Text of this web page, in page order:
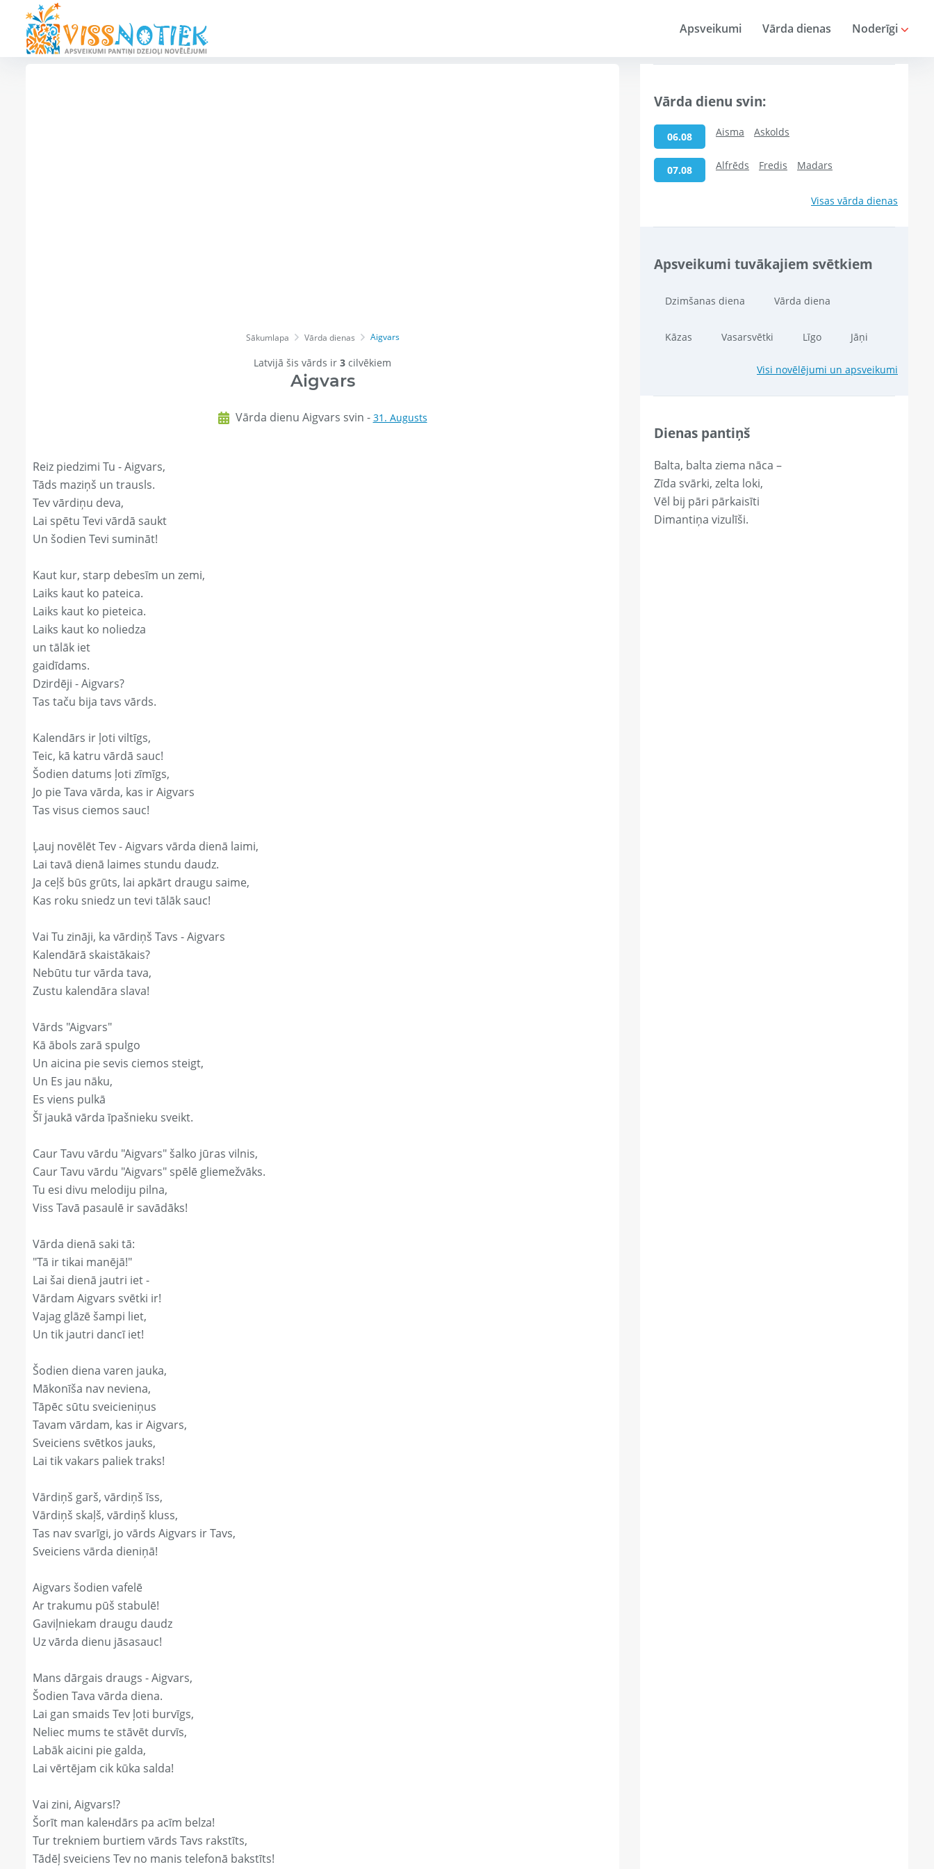
Apsveikumi Vārda dienas Noderīgi
Sākumlapa Vārda dienas Aigvars
Latvijā šis vārds ir 3 cilvēkiem
Aigvars
Vārda dienu Aigvars svin - 31. Augusts
Reiz piedzimi Tu - Aigvars,
Tāds maziņš un trausls.
Tev vārdiņu deva,
Lai spētu Tevi vārdā saukt
Un šodien Tevi sumināt!
Kaut kur, starp debesīm un zemi,
Laiks kaut ko pateica.
Laiks kaut ko pieteica.
Laiks kaut ko noliedza
un tālāk iet
gaidīdams.
Dzirdēji - Aigvars?
Tas taču bija tavs vārds.
Kalendārs ir ļoti viltīgs,
Teic, kā katru vārdā sauc!
Šodien datums ļoti zīmīgs,
Jo pie Tava vārda, kas ir Aigvars
Tas visus ciemos sauc!
Ļauj novēlēt Tev - Aigvars vārda dienā laimi,
Lai tavā dienā laimes stundu daudz.
Ja ceļš būs grūts, lai apkārt draugu saime,
Kas roku sniedz un tevi tālāk sauc!
Vai Tu zināji, ka vārdiņš Tavs - Aigvars
Kalendārā skaistākais?
Nebūtu tur vārda tava,
Zustu kalendāra slava!
Vārds "Aigvars"
Kā ābols zarā spulgo
Un aicina pie sevis ciemos steigt,
Un Es jau nāku,
Es viens pulkā
Šī jaukā vārda īpašnieku sveikt.
Caur Tavu vārdu "Aigvars" šalko jūras vilnis,
Caur Tavu vārdu "Aigvars" spēlē gliemežvāks.
Tu esi divu melodiju pilna,
Viss Tavā pasaulē ir savādāks!
Vārda dienā saki tā:
"Tā ir tikai manējā!"
Lai šai dienā jautri iet -
Vārdam Aigvars svētki ir!
Vajag glāzē šampi liet,
Un tik jautri dancī iet!
Šodien diena varen jauka,
Mākonīša nav neviena,
Tāpēc sūtu sveicieniņus
Tavam vārdam, kas ir Aigvars,
Sveiciens svētkos jauks,
Lai tik vakars paliek traks!
Vārdiņš garš, vārdiņš īss,
Vārdiņš skaļš, vārdiņš kluss,
Tas nav svarīgi, jo vārds Aigvars ir Tavs,
Sveiciens vārda dieniņā!
Aigvars šodien vafelē
Ar trakumu pūš stabulē!
Gaviļniekam draugu daudz
Uz vārda dienu jāsasauc!
Mans dārgais draugs - Aigvars,
Šodien Tava vārda diena.
Lai gan smaids Tev ļoti burvīgs,
Neliec mums te stāvēt durvīs,
Labāk aicini pie galda,
Lai vērtējam cik kūka salda!
Vai zini, Aigvars!?
Šorīt man kaleнdārs pa acīm belza!
Tur trekniem burtiem vārds Tavs rakstīts,
Tādēļ sveiciens Tev no manis telefonā bakstīts!
Vārda dienu svin:
06.08 Aisma Askolds
07.08 Alfrēds Fredis Madars
Visas vārda dienas
Apsveikumi tuvākajiem svētkiem
Dzimšanas diena Vārda diena
Kāzas Vasarsvētki Līgo Jāņi
Visi novēlējumi un apsveikumi
Dienas pantiņš
Balta, balta ziema nāca –
Zīda svārki, zelta loki,
Vēl bij pāri pārkaisīti
Dimantiņa vizulīši.